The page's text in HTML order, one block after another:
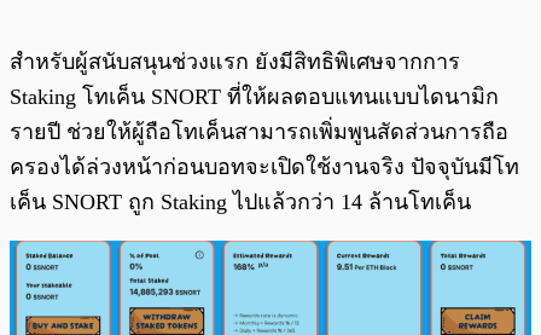
สำหรับผู้สนับสนุนช่วงแรก ยังมีสิทธิพิเศษจากการ
Staking โทเค็น SNORT ที่ให้ผลตอบแทนแบบไดนามิก
รายปี ช่วยให้ผู้ถือโทเค็นสามารถเพิ่มพูนสัดส่วนการถือ
ครองได้ล่วงหน้าก่อนบอทจะเปิดใช้งานจริง ปัจจุบันมีโท
เค็น SNORT ถูก Staking ไปแล้วกว่า 14 ล้านโทเค็น